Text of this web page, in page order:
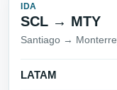
IDA
SCL → MTY
Santiago →
LATAM